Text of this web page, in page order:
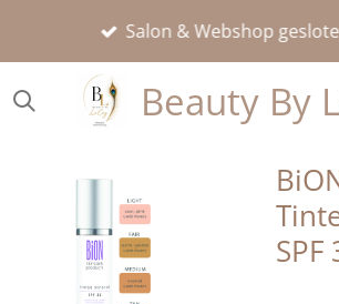
de
hoofdinhoud
Beauty By
Salon & Webshop
SPF